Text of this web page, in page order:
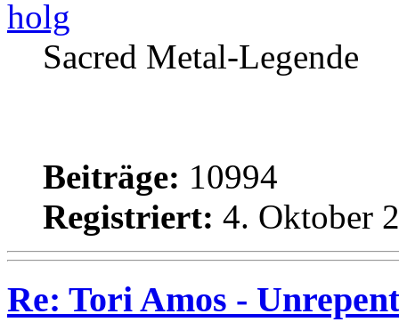
holg
Sacred Metal-Legende
Beiträge: 10994
Registriert: 4. Oktober
Re: Tori Amos -